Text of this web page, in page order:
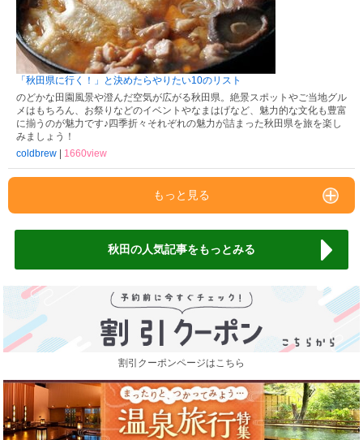
「秋田県に行く！」と決めたらやりたい10のリスト
のどかな田園風景や澄んだ空気が広がる秋田県。絶景スポットやご当地グル
メはもちろん、お祭りなどのイベントやなまはげなど、魅力的な文化も豊富
に揃うのが魅力です♪四季折々それぞれの魅力が詰まった秋田県を旅を楽し
みましょう！
coldbrew | 1660view
もっと見る
秋田の人気記事をもっとみる
割引クーポンページはこちら